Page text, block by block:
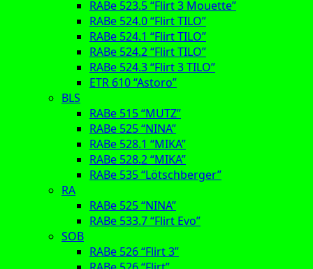
RABe 523.5 “Flirt 3 Mouette”
RABe 524.0 “Flirt TILO”
RABe 524.1 “Flirt TILO”
RABe 524.2 “Flirt TILO”
RABe 524.3 “Flirt 3 TILO”
ETR 610 “Astoro”
BLS
RABe 515 “MUTZ”
RABe 525 “NINA”
RABe 528.1 “MIKA”
RABe 528.2 “MIKA”
RABe 535 “Lötschberger”
RA
RABe 525 “NINA”
RABe 533.7 “Flirt Evo”
SOB
RABe 526 “Flirt 3”